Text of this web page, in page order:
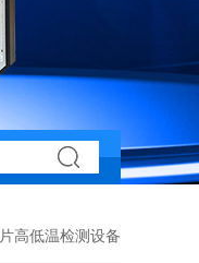
高低温检测设备